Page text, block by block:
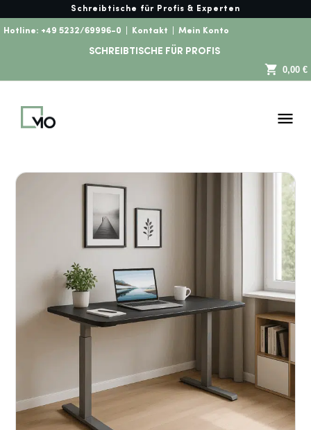
Schreibtische für Profis & Experten
Hotline: +49 5232/69996-0 Kontakt Mein Konto
SCHREIBTISCHE FÜR PROFIS
0,00 €